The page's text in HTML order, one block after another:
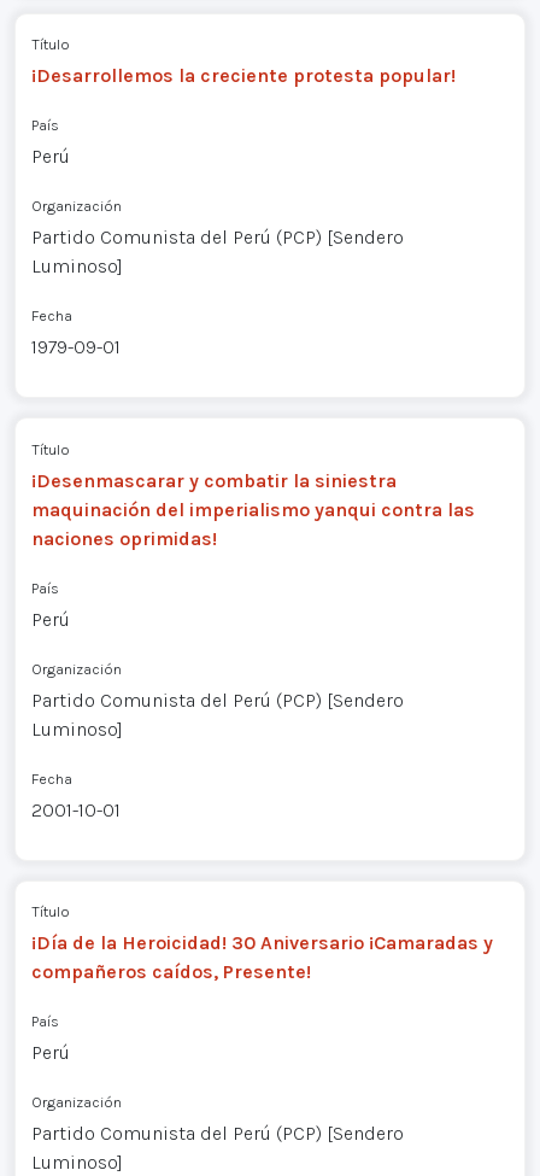
Título
¡Desarrollemos la creciente protesta popular!
País
Perú
Organización
Partido Comunista del Perú (PCP) [Sendero
Luminoso]
Fecha
1979-09-01
Título
¡Desenmascarar y combatir la siniestra
maquinación del imperialismo yanqui contra las
naciones oprimidas!
País
Perú
Organización
Partido Comunista del Perú (PCP) [Sendero
Luminoso]
Fecha
2001-10-01
Título
¡Día de la Heroicidad! 30 Aniversario ¡Camaradas y
compañeros caídos, Presente!
País
Perú
Organización
Partido Comunista del Perú (PCP) [Sendero
Luminoso]